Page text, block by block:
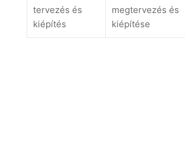
tervezés és
kiépítés
megtervezés és
kiépítése